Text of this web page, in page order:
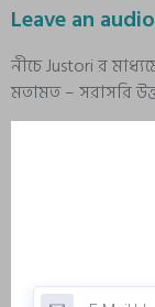
Leave an
নীচে Justori র
মতামত – সরাসরি